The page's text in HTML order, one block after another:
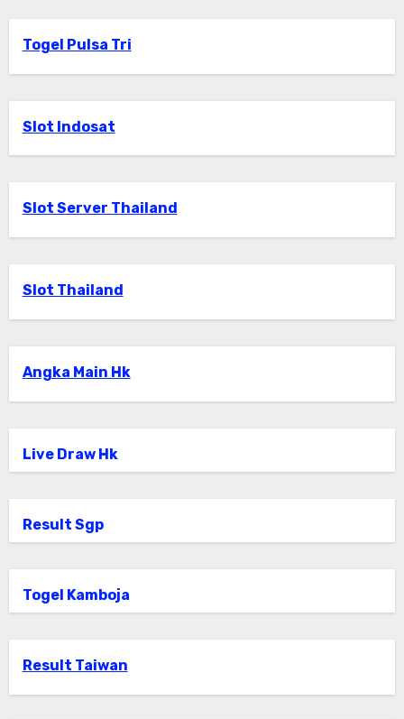
Togel Pulsa Tri
Slot Indosat
Slot Server Thailand
Slot Thailand
Angka Main Hk
Live Draw Hk
Result Sgp
Togel Kamboja
Result Taiwan